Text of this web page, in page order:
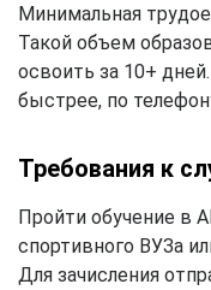
Минимальная
Такой объем
освоить за 10+
быстрее, по
Требования к
Пройти обучение в
спортивного ВУЗа
Для зачисления